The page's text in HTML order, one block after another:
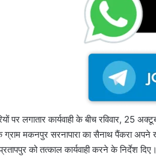
पर लगातार कार्यवाही के बीच रविवार,
ग्राम मकनपुर सरनापारा का सैनाथ पैंकरा अपने
को तत्काल कार्यवाही करने के निर्देश